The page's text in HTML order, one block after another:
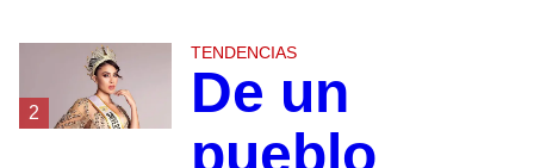
2
TENDENCIAS
De un
pueblo